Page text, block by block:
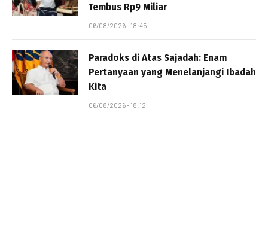
Tembus Rp9 Miliar
06/08/2026 - 18:45
Paradoks di Atas Sajadah: Enam
Pertanyaan yang Menelanjangi Ibadah
Kita
06/08/2026 - 18:12